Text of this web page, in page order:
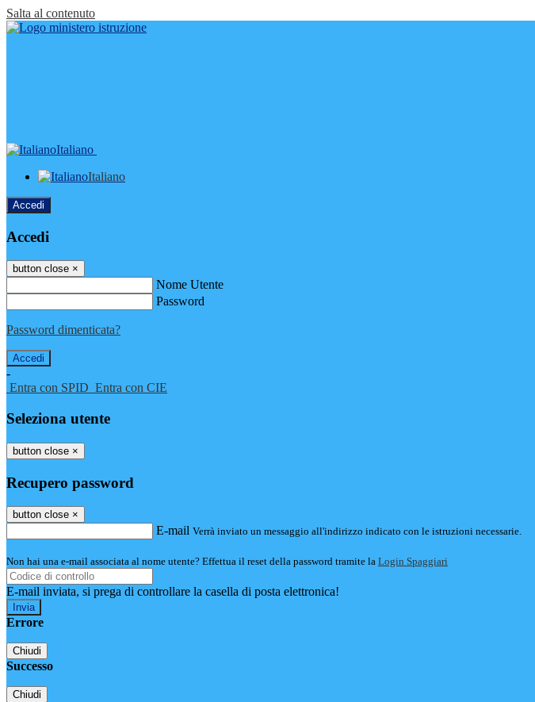
Salta al contenuto
Italiano
Italiano
Accedi
Accedi
button close ×
Nome Utente
Password
Password dimenticata?
-
Entra con SPID Entra con CIE
Seleziona utente
button close ×
Recupero password
button close ×
E-mail Verrà inviato un messaggio all'indirizzo indicato con le istruzioni necessarie.
Non hai una e-mail associata al nome utente? Effettua il reset della password tramite la Login Spaggiari
E-mail inviata, si prega di controllare la casella di posta elettronica!
Errore
Chiudi
Successo
Chiudi